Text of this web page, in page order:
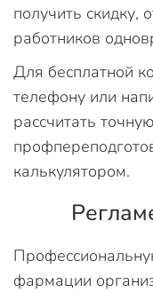
получить скидку,
работников
Для бесплатной
телефону или
рассчитать
калькулятором.
фармации